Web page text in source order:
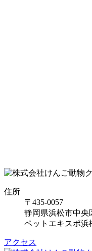
住所
〒435-0057
静岡県浜松市中
ペットエキスポ浜
アクセス